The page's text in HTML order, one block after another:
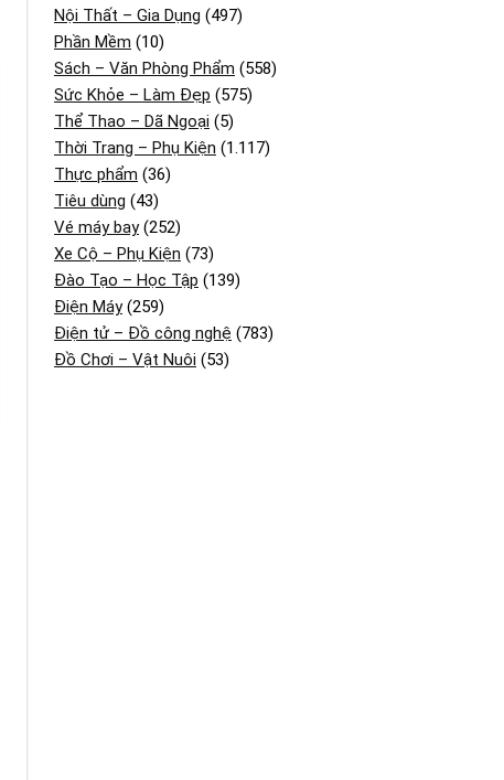
Nội Thất – Gia Dụng (497)
Phần Mềm (10)
Sách – Văn Phòng Phẩm (558)
Sức Khỏe – Làm Đẹp (575)
Thể Thao – Dã Ngoại (5)
Thời Trang – Phụ Kiện (1.117)
Thực phẩm (36)
Tiêu dùng (43)
Vé máy bay(252)
Xe Cộ – Phụ Kiện (73)
Đào Tạo – Học Tập (139)
Điện Máy(259)
Điện tử – Đồ công nghệ (783)
Đồ Chơi – Vật Nuôi (53)